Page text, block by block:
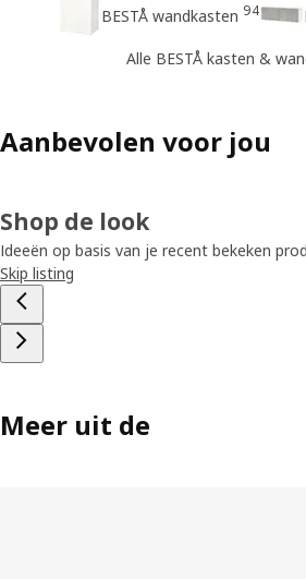
BESTÅ wandkasten 94
Alle BESTÅ kasten &
Aanbevolen voor jou
Shop de look
Ideeën op basis van je recent bekeken
Skip listing
Meer uit de